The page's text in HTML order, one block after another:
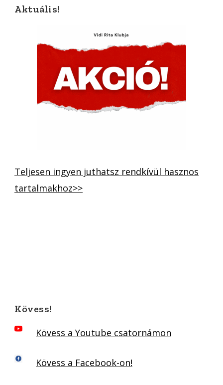
Aktuális!
Teljesen ingyen juthatsz rendkívül hasznos
tartalmakhoz>>
Kövess!
Kövess a Youtube csatornámon
Kövess a Facebook-on!